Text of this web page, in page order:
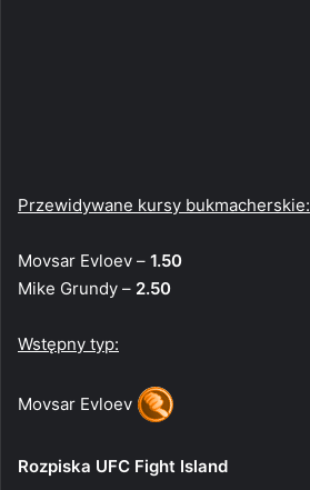
Przewidywane kursy bukmacherskie:
Movsar Evloev – 1.50
Mike Grundy – 2.50
Wstępny typ:
Movsar Evloev
Rozpiska UFC Fight Island